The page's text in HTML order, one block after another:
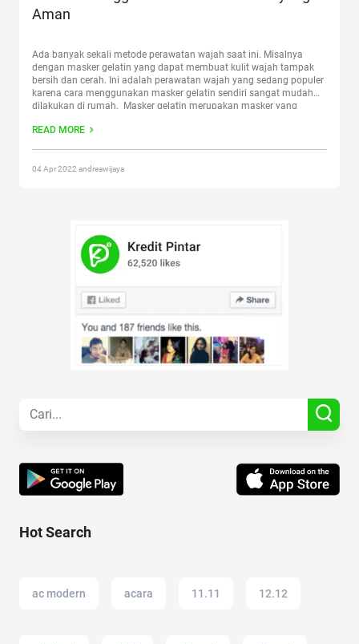
Aman
Ada banyak sekali metode perawatan wajah saat ini. Misalnya
dengan masker gelatin yang dapat membuat kulit wajah tampak
bersih dan cerah. Ini adalah perawatan wajah yang sedang populer
karena cara menggunakan masker gelatin sendiri sangat mudah
dilakukan di rumah. Masker gelatin merupakan masker yang
serta membuat
READ MORE
04 Apr 2022 andreawijaya
Hot Search
ac modern acara 11.11 12.12